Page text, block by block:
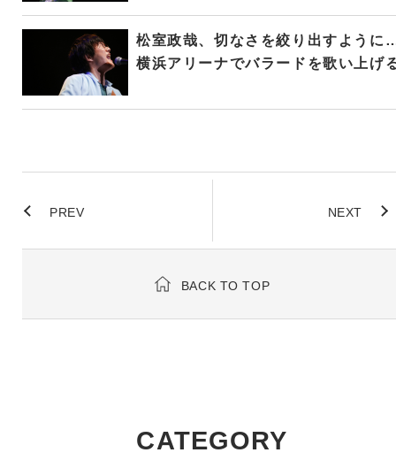
松室政哉、切なさを絞り出すように
横浜アリーナでバラードを歌い上げ
PREV NEXT
BACK TO TOP
CATEGORY